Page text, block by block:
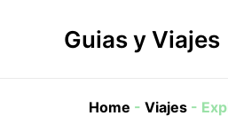
Guias y Viajes
Home - Viajes -